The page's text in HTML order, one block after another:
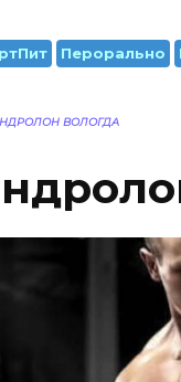
Перорально
ВОЛОГДА